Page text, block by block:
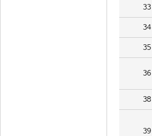
33
34
35
36
38
39